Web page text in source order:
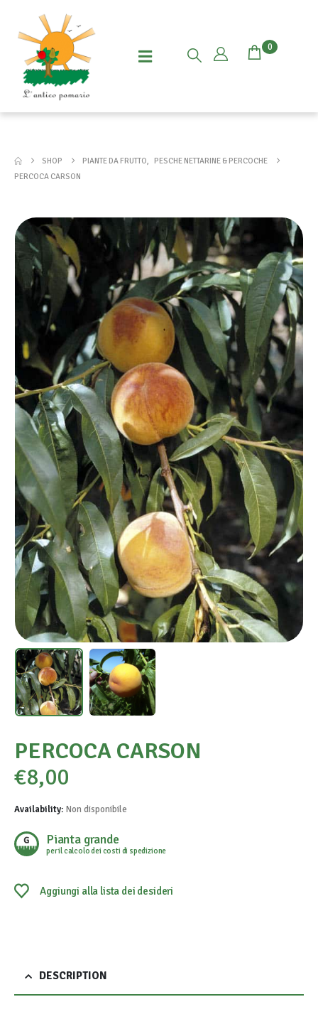
0
SHOP PIANTE DA FRUTTO,
PESCHE NETTARINE & PERCOCHE
PERCOCA CARSON
PERCOCA CARSON
€8,00
Availability: Non disponibile
Pianta grande
per il calcolo dei costi di spedizione
Aggiungi alla lista dei desideri
DESCRIPTION